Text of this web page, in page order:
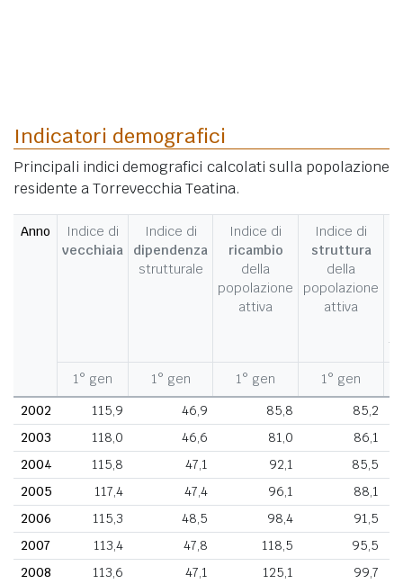
Indicatori demografici
Principali indici demografici calcolati sulla popolazione
residente a Torrevecchia Teatina.
Anno
Indice di
vecchiaia
Indice di
dipendenza
strutturale
Indice di
ricambio
della
popolazione
attiva
Indice di
struttura
della
popolazione
attiva
1° gen 1° gen 1° gen 1° gen
2002
115,9 46,9 85,8
85,2
2003
118,0 46,6 81,0
86,1
2004
115,8 47,1 92,1
85,5
2005
117,4 47,4 96,1
88,1
2006
115,3 48,5 98,4
91,5
2007
113,4 47,8 118,5
95,5
2008
113,6 47,1 125,1 99,7